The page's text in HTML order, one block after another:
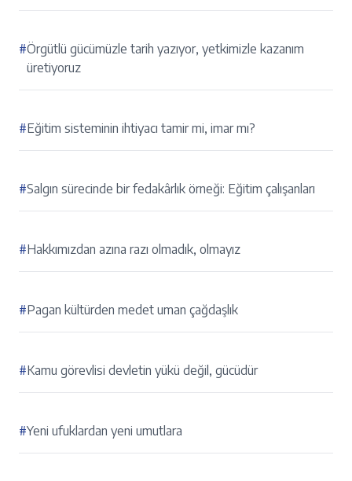
#Örgütlü gücümüzle tarih yazıyor, yetkimizle kazanım
üretiyoruz
#Eğitim sisteminin ihtiyacı tamir mi, imar mı?
#Salgın sürecinde bir fedakârlık örneği: Eğitim çalışanları
#Hakkımızdan azına razı olmadık, olmayız
#Pagan kültürden medet uman çağdaşlık
#Kamu görevlisi devletin yükü değil, gücüdür
#Yeni ufuklardan yeni umutlara